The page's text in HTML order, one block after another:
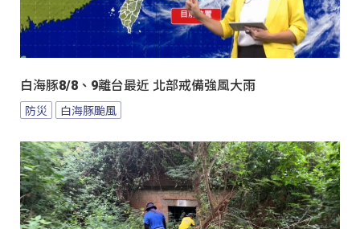
白海豚8/8、9離台最近 北部戒備強風大雨
防災 白海豚颱風